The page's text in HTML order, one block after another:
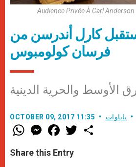
Audience Privée À Carl
يستقبل كارل أندرسن من
فرسان كولومبوس
الأوسط والحرية الدينية
OCTOBER 09, 2017 11:35 باباوات
W
h
t
s
M
e
s
e
F
a
e
b
T
w
Share this Entry